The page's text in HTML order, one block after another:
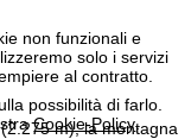
non funzionali e
solo i servizi
al contratto.
possibilità di farlo.
Cookie-Policy.
m), la montagna